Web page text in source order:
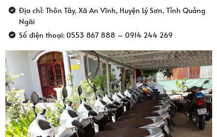
Địa chỉ: Thôn Tây, Xã An Vĩnh, Huyện Lý Sơn, Tỉnh Quảng
Ngãi
Số điện thoại: 0553 867 888 – 0914 244 269